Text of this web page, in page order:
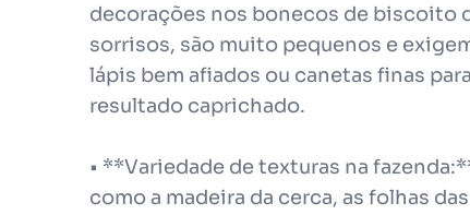
decorações nos bonecos de biscoito
sorrisos, são muito pequenos e
lápis bem afiados ou canetas finas
resultado caprichado.
• **Variedade de texturas na
como a madeira da cerca, as folhas